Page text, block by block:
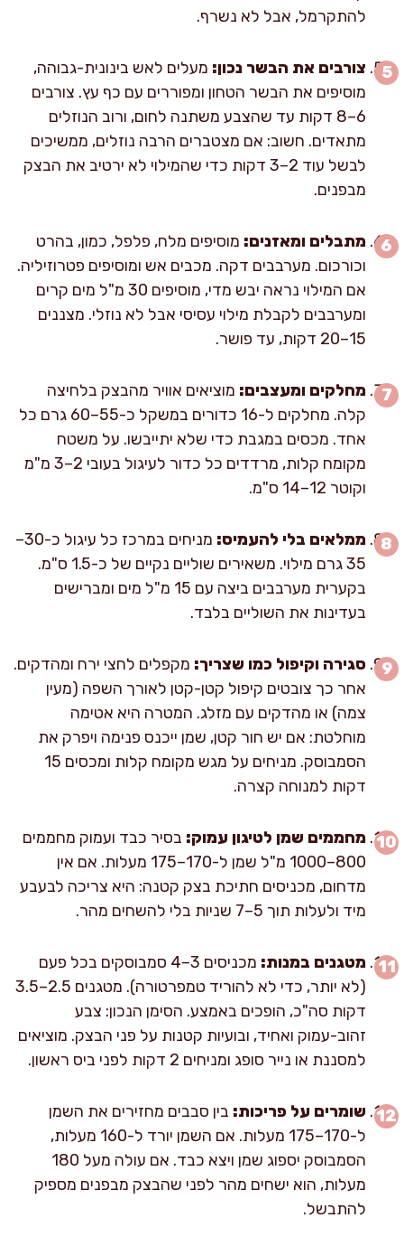
להתקרמל, אבל לא נשרף.
צורבים את הבשר נכון: מעלים לאש בינונית-גבוהה,
מוסיפים את הבשר הטחון ומפוררים עם כף עץ. צורבים
6–8 דקות עד שהצבע משתנה לחום, ורוב הנוזלים
מתאדים. חשוב: אם מצטברים הרבה נוזלים, ממשיכים
לבשל עוד 2–3 דקות כדי שהמילוי לא ירטיב את הבצק
מבפנים.
מתבלים ומאזנים: מוסיפים מלח, פלפל, כמון, בהרט
וכורכום. מערבבים דקה. מכבים אש ומוסיפים פטרוזיליה.
אם המילוי נראה יבש מדי, מוסיפים 30 מ"ל מים קרים
ומערבבים לקבלת מילוי עסיסי אבל לא נוזלי. מצננים
15–20 דקות, עד פושר.
מחלקים ומעצבים: מוציאים אוויר מהבצק בלחיצה
קלה. מחלקים ל-16 כדורים במשקל כ-55–60 גרם כל
אחד. מכסים במגבת כדי שלא יתייבשו. על משטח
מקומח קלות, מרדדים כל כדור לעיגול בעובי 2–3 מ"מ
וקוטר 12–14 ס"מ.
ממלאים בלי להעמיס:
מניחים במרכז כל עיגול כ-30–
35 גרם מילוי. משאירים שוליים נקיים של כ-1.5 ס"מ.
בקערית מערבבים ביצה עם 15 מ"ל מים ומברישים
בעדינות את השוליים בלבד.
סגירה וקיפול כמו שצריך: מקפלים לחצי ירח ומהדקים.
אחר כך צובטים קיפול קטן-קטן לאורך השפה (מעין
צמה) או מהדקים עם מזלג. המטרה היא אטימה
מוחלטת: אם יש חור קטן, שמן ייכנס פנימה ויפרק את
הסמבוסק. מניחים על מגש מקומח קלות ומכסים 15
דקות למנוחה קצרה.
מחממים שמן לטיגון עמוק: בסיר כבד ועמוק מחממים
800–1000 מ"ל שמן ל-170–175 מעלות. אם אין
מדחום, מכניסים חתיכת בצק קטנה: היא צריכה לבעבע
מיד ולעלות תוך 5–7 שניות בלי להשחים מהר.
מטגנים במנות:
מכניסים 3–4 סמבוסקים בכל פעם
(לא יותר, כדי לא להוריד טמפרטורה). מטגנים 2.5–3.5
דקות סה"כ, הופכים באמצע. הסימן הנכון: צבע
זהוב-עמוק ואחיד, ובועיות קטנות על פני הבצק. מוציאים
למסננת או נייר סופג ומניחים 2 דקות לפני ביס ראשון.
שומרים על פריכות: בין סבבים מחזירים את השמן
ל-170–175 מעלות. אם השמן יורד ל-160 מעלות,
הסמבוסק יספוג שמן ויצא כבד. אם עולה מעל 180
מעלות, הוא ישחים מהר לפני שהבצק מבפנים מספיק
להתבשל.